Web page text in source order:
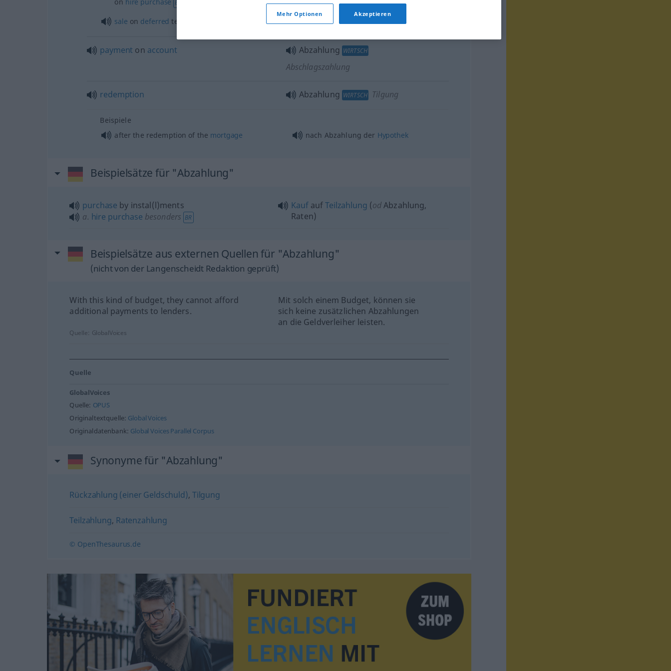
BR
sale on deferred terms auf Abzahlung
payment on account Abzahlung WIRTSCH
Abschlagszahlung
redemption Abzahlung WIRTSCH Tilgung
Beispiele
after the redemption of the mortgage nach Abzahlung der Hypothek
Beispielsätze für "Abzahlung"
purchase by instal(l)ments
a. hire purchase besonders BR
KaufaufTeilzahlung (odAbzahlung,
Raten)
Beispielsätze aus externen Quellen für "Abzahlung"
(nicht von der Langenscheidt Redaktion geprüft)
With this kind of budget, they cannot afford
additional payments to lenders.
Mit solch einem Budget, können sie
sich keine zusätzlichen Abzahlungen
an die Geldverleiher leisten.
Quelle: GlobalVoices
Quelle
GlobalVoices
Quelle: OPUS
Originaltextquelle: Global Voices
Originaldatenbank: Global Voices Parallel Corpus
Synonyme für "Abzahlung"
Rückzahlung (einer Geldschuld), Tilgung
Teilzahlung, Ratenzahlung
© OpenThesaurus.de
Mehr Optionen Akzeptieren